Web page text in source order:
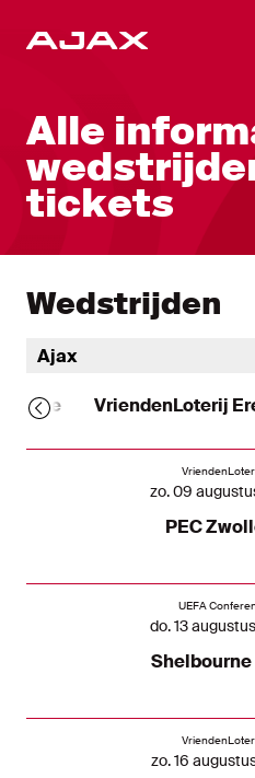
Alle
tickets
Wedstrijden
Ajax
Alle VriendenLoterij
Komende
zo. 09
PEC
UEFA
do. 13
Shelbourne
zo. 16